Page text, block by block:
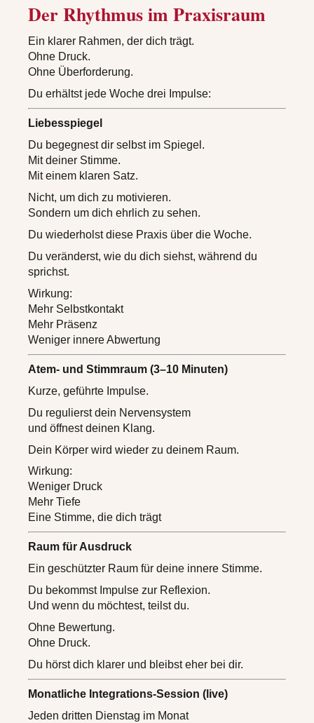
Der Rhythmus im Praxisraum
Ein klarer Rahmen, der dich trägt.
Ohne Druck.
Ohne Überforderung.
Du erhältst jede Woche drei Impulse:
Liebesspiegel
Du begegnest dir selbst im Spiegel.
Mit deiner Stimme.
Mit einem klaren Satz.
Nicht, um dich zu motivieren.
Sondern um dich ehrlich zu sehen.
Du wiederholst diese Praxis über die Woche.
Du veränderst, wie du dich siehst, während du
sprichst.
Wirkung:
Mehr Selbstkontakt
Mehr Präsenz
Weniger innere Abwertung
Atem- und Stimmraum (3–10 Minuten)
Kurze, geführte Impulse.
Du regulierst dein Nervensystem
und öffnest deinen Klang.
Dein Körper wird wieder zu deinem Raum.
Wirkung:
Weniger Druck
Mehr Tiefe
Eine Stimme, die dich trägt
Raum für Ausdruck
Ein geschützter Raum für deine innere Stimme.
Du bekommst Impulse zur Reflexion.
Und wenn du möchtest, teilst du.
Ohne Bewertung.
Ohne Druck.
Du hörst dich klarer und bleibst eher bei dir.
Monatliche Integrations-Session (live)
Jeden dritten Dienstag im Monat